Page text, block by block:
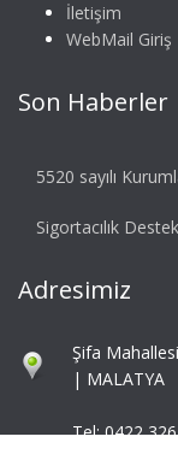
İletişim
WebMail Giriş
Son Haberler
5520 sayılı
Sigortacılık
Adresimiz
Şifa
| MALATYA
Tel: 0422